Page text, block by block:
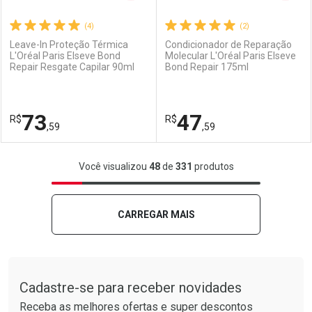
Ativar Desconto
Comprar sem Desconto
Por R$ 31,99/cada
Por R$ 31,99/cada
Ativar Desconto
Comprar sem Desconto
Por R$ 27,99/cada
Por R$ 27,99/cada
(4)
Leave-In Proteção Térmica
L'Oréal Paris Elseve Bond
Repair Resgate Capilar 90ml
R$73,59
FECHAR
Laboratório
FECHAR
Por Menos
(2)
Condicionador de Reparação
Molecular L'Oréal Paris Elseve
Bond Repair 175ml
R$47,59
Laboratório
Por Menos
Você visualizou 48de 331 produtos
CARREGAR MAIS
Cadastre-se para receber novidades
Receba as melhores ofertas e super descontos